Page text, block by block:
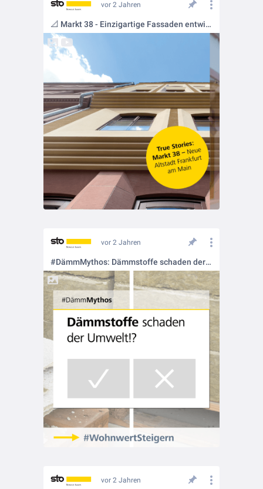
vor 2 Jahren
📐 Markt 38 - Einzigartige Fassaden entwickeln und umsetzen
vor 2 Jahren
#DämmMythos: Dämmstoffe schaden der Umwelt ❗❓
vor 2 Jahren